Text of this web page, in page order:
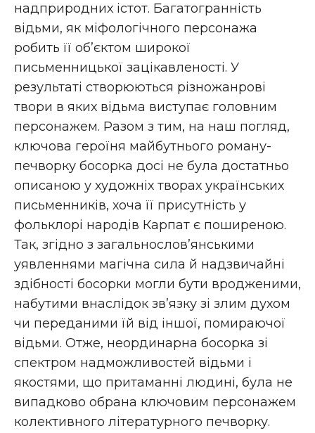
надприродних істот. Багатогранність
відьми, як міфологічного персонажа
робить її об’єктом широкої
письменницької зацікавленості. У
результаті створюються різножанрові
твори в яких відьма виступає головним
персонажем. Разом з тим, на наш погляд,
ключова героїня майбутнього роману-
печворку босорка досі не була достатньо
описаною у художніх творах українських
письменників, хоча її присутність у
фольклорі народів Карпат є поширеною.
Так, згідно з загальнослов’янськими
уявленнями магічна сила й надзвичайні
здібності босорки могли бути вродженими,
набутими внаслідок зв’язку зі злим духом
чи переданими їй від іншої, помираючої
відьми. Отже, неординарна босорка зі
спектром надможливостей відьми і
якостями, що притаманні людині, була не
випадково обрана ключовим персонажем
колективного літературного печворку.